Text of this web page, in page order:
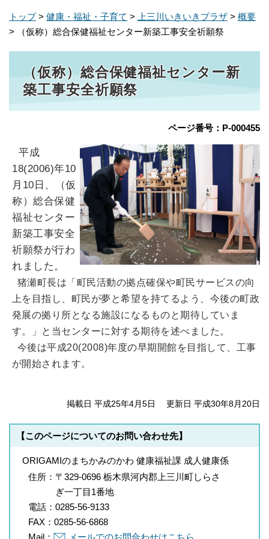
トップ> 健康・福祉・子育て > 上三川いきいきプラザ > 概要
> （仮称）総合保健福祉センター新築工事安全祈願祭
（仮称）総合保健福祉センター新
築工事安全祈願祭
ページ番号：P-000455
平成
18(2006)年10
月10日、（仮
称）総合保健
福祉センター
新築工事安全
祈願祭が行わ
れました。
猪瀬町長は「町民活動の拠点確保や町民サービスの向
上を目指し、町民が夢と希望を持てるよう、今後の町政
発展の拠り所となる施設になるものと期待していま
す。」と当センターに対する期待を述べました。
今後は平成20(2008)年度の早期開館を目指して、工事
が開始されます。
掲載日 平成25年4月5日 更新日 平成30年8月20日
【このページについてのお問い合わせ先】
ORIGAMIのまちかみのかわ 健康福祉課 成人健康係
住所： 〒329-0696 栃木県河内郡上三川町しらさ
ぎ一丁目1番地
電話： 0285-56-9133
FAX： 0285-56-6868